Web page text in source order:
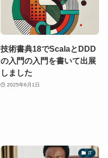
技術書典18でScalaとDDD
の入門の入門を書いて出展
しました
2025年6月1日
IT